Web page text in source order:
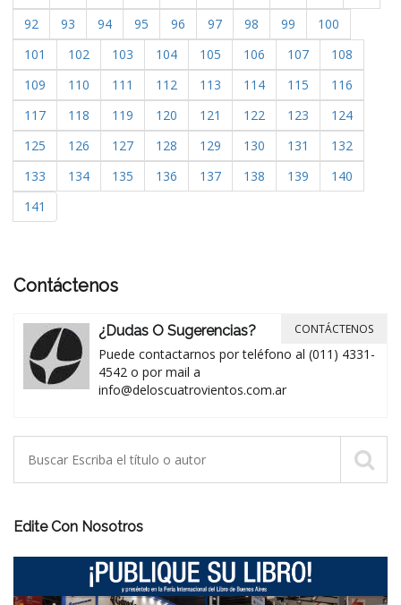
92
93 94 95 96 97 98 99
100
101
102 103 104 105 106 107
108
109
110 111 112 113 114 115
116
117
118 119 120 121 122 123
124
125
126 127 128 129 130 131
132
133
134 135 136 137 138 139
140
141
Contáctenos
¿Dudas O Sugerencias?
Puede contactarnos por teléfono al (011) 4331-
4542 o por mail a
info@deloscuatrovientos.com.ar
CONTÁCTENOS
Edite Con Nosotros